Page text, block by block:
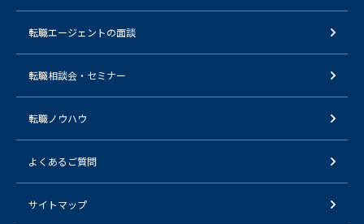
転職エージェントの面談
転職相談会・セミナー
転職ノウハウ
よくあるご質問
サイトマップ